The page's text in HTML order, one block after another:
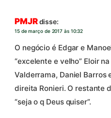
PMJRdisse:
15 de março de 2017 às 10:32
O negócio é Edgar e
“excelente e velho” Eloir
Valderrama, Daniel Barros
direita Ronieri. O restante
“seja o q Deus quiser”.